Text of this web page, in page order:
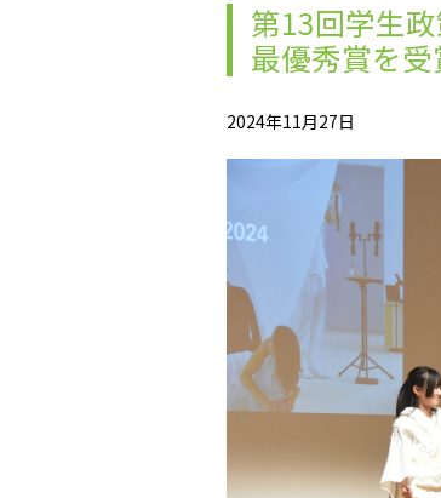
第13回学生
最優秀賞を受
2024年11月27日